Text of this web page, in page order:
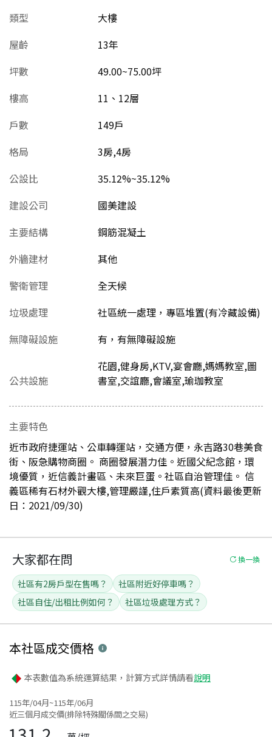
類型
大樓
屋齡
13年
坪數
49.00~75.00坪
樓高
11、12層
戶數
149戶
格局
3房,4房
公設比
35.12%~35.12%
建設公司
國美建設
主要結構
鋼筋混凝土
外牆建材
其他
警衛管理
全天候
垃圾處理
社區統一處理，專區堆置(有冷藏設備)
無障礙設施
有，有無障礙設施
公共設施
花園,健身房,KTV,宴會廳,媽媽教室,圖
書室,交誼廳,會議室,瑜珈教室
主要特色
近市政府捷運站、公車轉運站，交通方便，永吉路30巷美食
街、阪急購物商圈。 商圈發展潛力佳。近國父紀念館，環
境優質，近信義計畫區、未來巨蛋。社區自治管理佳。 信
義區稀有石材外觀大樓,管理嚴謹,住戶素質高(資料最後更新
日：2021/09/30)
大家都在問 換一換
社區有2房戶型在售嗎？
社區附近好停車嗎？
社區自住/出租比例如何？
社區垃圾處理方式？
本社區成交價格
本表數值為系統運算結果，計算方式詳情請看說明
115年/04月~115年/06月
近三個月成交價(排除特殊關係間之交易)